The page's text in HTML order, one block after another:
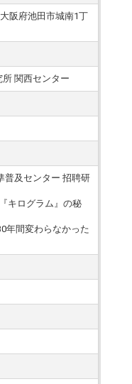
阪府池田市城南1丁
関西センター
及センター 招聘研
キログラム』の秘
間変わらなかった